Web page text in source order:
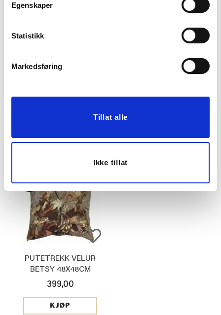
Egenskaper
Statistikk
Markedsføring
Tillat alle
Ikke tillat
Vis mer Vis mer
PUTETREKK VELUR
BETSY 48X48CM
399,00
KJØP